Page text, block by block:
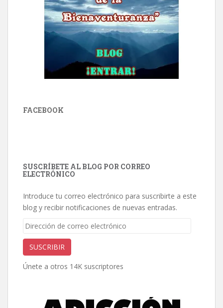
FACEBOOK
SUSCRÍBETE AL BLOG POR CORREO
ELECTRÓNICO
Introduce tu correo electrónico para suscribirte a este
blog y recibir notificaciones de nuevas entradas.
Dirección
correo
electrónico
SUSCRIBIR
Únete a otros 14K suscriptores